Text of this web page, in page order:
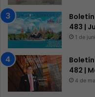
483 |
1 de
482 |
4 de